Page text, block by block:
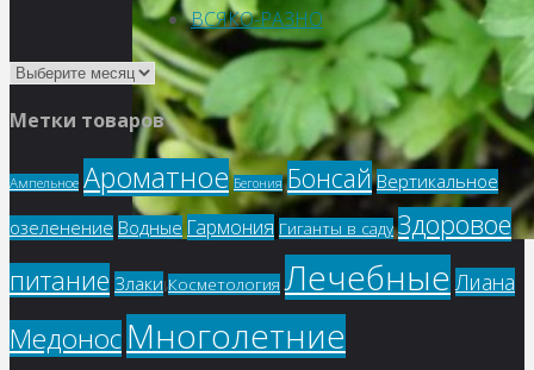
Купить
семена
–
ВСЯКО-РАЗНО
Метки товаров
Ампельное Ароматное Бегония Бонсай Вертикальное
озеленение Водные Гармония Гиганты в саду Здоровое
питание Злаки Косметология Лечебные Лиана
МедоносМноголетние